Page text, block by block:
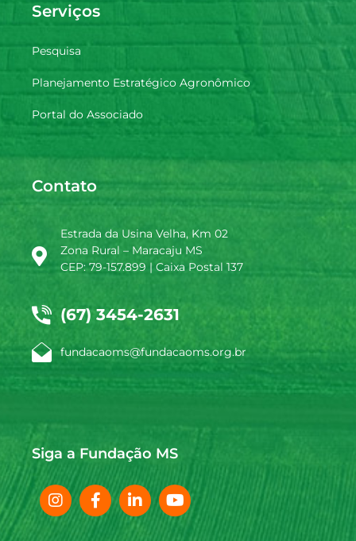
Serviços
Pesquisa
Planejamento Estratégico Agronômico
Portal do Associado
Contato
Estrada da Usina Velha, Km 02
Zona Rural – Maracaju MS
CEP: 79-157.899 | Caixa Postal 137
(67) 3454-2631
fundacaoms@fundacaoms.org.br
Siga a Fundação MS